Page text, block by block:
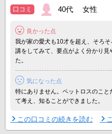
口コミ 40代 女性
良かった点
我が家の愛犬も10才を超え、そろ
講をしてみて、要点がよく分かり
た。
気になった点
特にありません。ペットロスのこ
て考え、知ることができました。
この口コミの続きを読む